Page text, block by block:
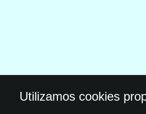
Utilizamos cookies